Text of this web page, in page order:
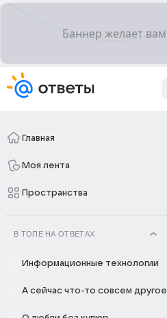
Главная
Моя лента
Пространства
В ТОПЕ НА ОТВЕТАХ
Информационные технологии
А сейчас что-то совсем другое